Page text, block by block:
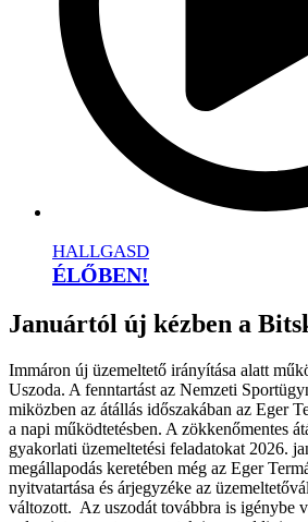
HALLGASD
ÉLŐBEN!
Januártól új kézben a
Immáron új üzemeltető irányítása alatt
Uszoda. A fenntartást az Nemzeti
miközben az átállás időszakában az Eger
a napi működtetésben. A zökkenőmentes
gyakorlati üzemeltetési feladatokat 2026.
megállapodás keretében még az Eger
nyitvatartása és árjegyzéke az
változott. Az uszodát továbbra is igénybe